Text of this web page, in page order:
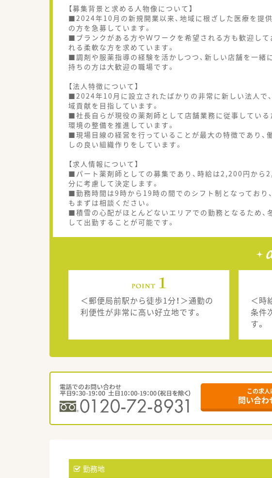
【募集背景と求める人物像について】
■2024年10月の新規開業以来、地域に根ざした医療を提
の方を急募しています。
■ブランクがある方やＷワークを希望される方も歓迎して
れる柔軟な方を求めています。
■調剤や服薬指導の経験を活かしつつ、新しい店舗を一緒
持ちの方は大歓迎の職場です。
【法人特徴について】
■2024年10月に設立されたばかりの非常に新しい法人で
域貢献を目指しています。
■社長自らが現役の薬剤師として店舗業務に従事している
環境の整備を推進しています。
■現場目線の経営を行っていることが最大の特徴であり、
しの良い組織作りをしています。
【求人情報について】
■パート薬剤師としての募集であり、時給は2,200円から
分に考慮して決定します。
■勤務時間は9時から19時の間でのシフト制となっており
もまずは相談ください。
■積雪の心配がほとんどないエリアでの勤務となるため、
して出勤することが可能です。
＜郵便局前駅から徒歩1分！＞通勤の
利便性が非常に高い好立地です。
＜時
条件
す。
この求人
問い合わ
勤務地